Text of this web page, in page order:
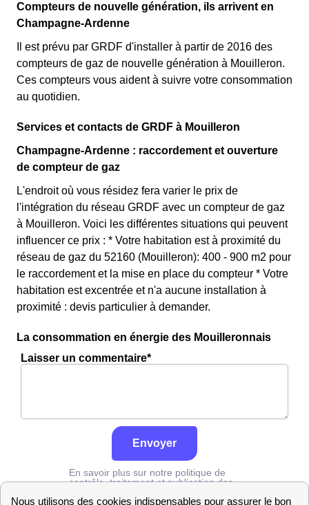
Compteurs de nouvelle génération, ils arrivent en
Champagne-Ardenne
Il est prévu par GRDF d'installer à partir de 2016 des
compteurs de gaz de nouvelle génération à Mouilleron.
Ces compteurs vous aident à suivre votre consommation
au quotidien.
Services et contacts de GRDF à Mouilleron
Champagne-Ardenne : raccordement et ouverture
de compteur de gaz
L'endroit où vous résidez fera varier le prix de
l'intégration du réseau GRDF avec un compteur de gaz
à Mouilleron. Voici les différentes situations qui peuvent
influencer ce prix : * Votre habitation est à proximité du
réseau de gaz du 52160 (Mouilleron): 400 - 900 m2 pour
le raccordement et la mise en place du compteur * Votre
habitation est excentrée et n'a aucune installation à
proximité : devis particulier à demander.
La consommation en énergie des Mouilleronnais
Laisser un commentaire*
Envoyer
En savoir plus sur notre politique de
contrôle, traitement et publication des